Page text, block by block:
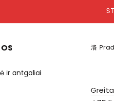
ir antgaliai